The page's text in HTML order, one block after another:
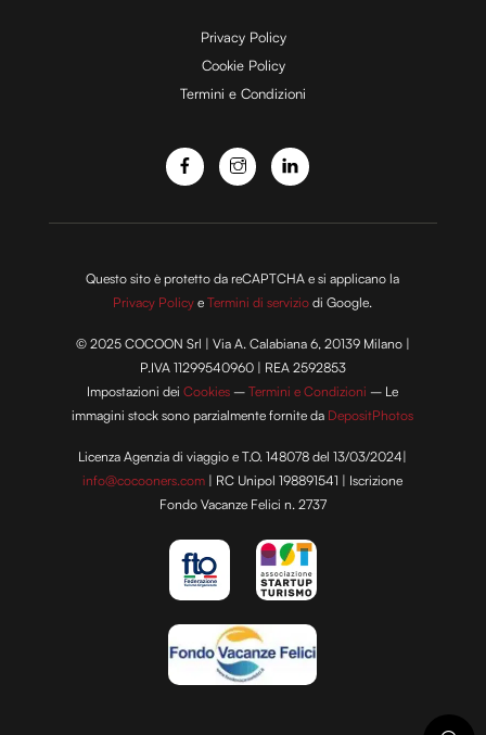
e
o
Privacy Policy
Cookie Policy
Termini e Condizioni
Questo sito è protetto da reCAPTCHA e si applicano la
Privacy Policy eTermini di servizio di Google.
© 2025 COCOON Srl | Via A. Calabiana 6, 20139 Milano |
P.IVA 11299540960 | REA 2592853
Impostazioni deiCookies –Termini e Condizioni – Le
immagini stock sono parzialmente fornite da DepositPhotos
Licenza Agenzia di viaggio e T.O. 148078 del 13/03/2024|
info@cocooners.com | RC Unipol 198891541 | Iscrizione
Fondo Vacanze Felici n. 2737